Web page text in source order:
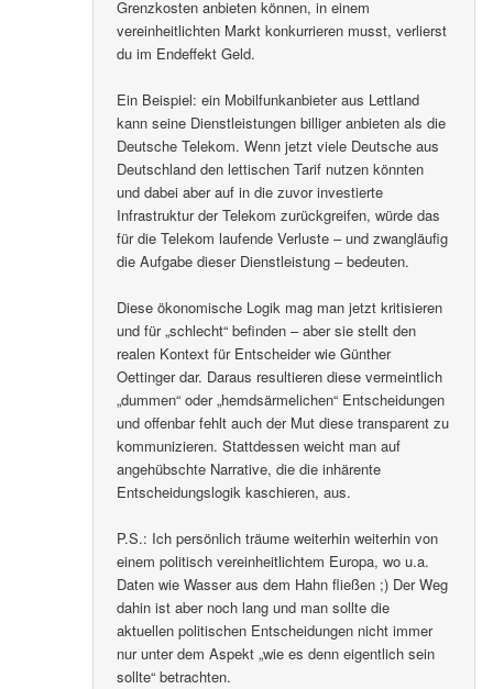
Grenzkosten anbieten können, in einem
vereinheitlichten Markt konkurrieren musst, verlierst
du im Endeffekt Geld.
Ein Beispiel: ein Mobilfunkanbieter aus Lettland
kann seine Dienstleistungen billiger anbieten als die
Deutsche Telekom. Wenn jetzt viele Deutsche aus
Deutschland den lettischen Tarif nutzen könnten
und dabei aber auf in die zuvor investierte
Infrastruktur der Telekom zurückgreifen, würde das
für die Telekom laufende Verluste – und zwangläufig
die Aufgabe dieser Dienstleistung – bedeuten.
Diese ökonomische Logik mag man jetzt kritisieren
und für „schlecht“ befinden – aber sie stellt den
realen Kontext für Entscheider wie Günther
Oettinger dar. Daraus resultieren diese vermeintlich
„dummen“ oder „hemdsärmelichen“ Entscheidungen
und offenbar fehlt auch der Mut diese transparent zu
kommunizieren. Stattdessen weicht man auf
angehübschte Narrative, die die inhärente
Entscheidungslogik kaschieren, aus.
P.S.: Ich persönlich träume weiterhin weiterhin von
einem politisch vereinheitlichtem Europa, wo u.a.
Daten wie Wasser aus dem Hahn fließen ;) Der Weg
dahin ist aber noch lang und man sollte die
aktuellen politischen Entscheidungen nicht immer
nur unter dem Aspekt „wie es denn eigentlich sein
sollte“ betrachten.